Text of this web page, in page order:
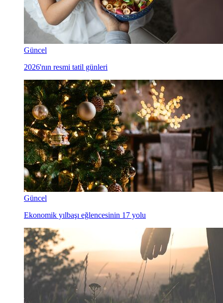
Güncel
2026'nın resmi tatil günleri
Güncel
Ekonomik yılbaşı eğlencesinin 17 yolu